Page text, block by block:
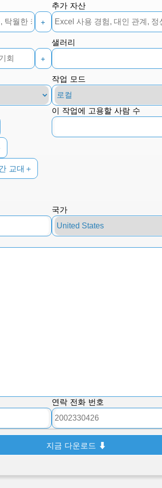
+
추가 자산
+
샐러리
작업 모드
간 교대 ＋
이 작업에 고용할 사람 수
국가
연락 전화 번호
지금 다운로드 ⬇︎